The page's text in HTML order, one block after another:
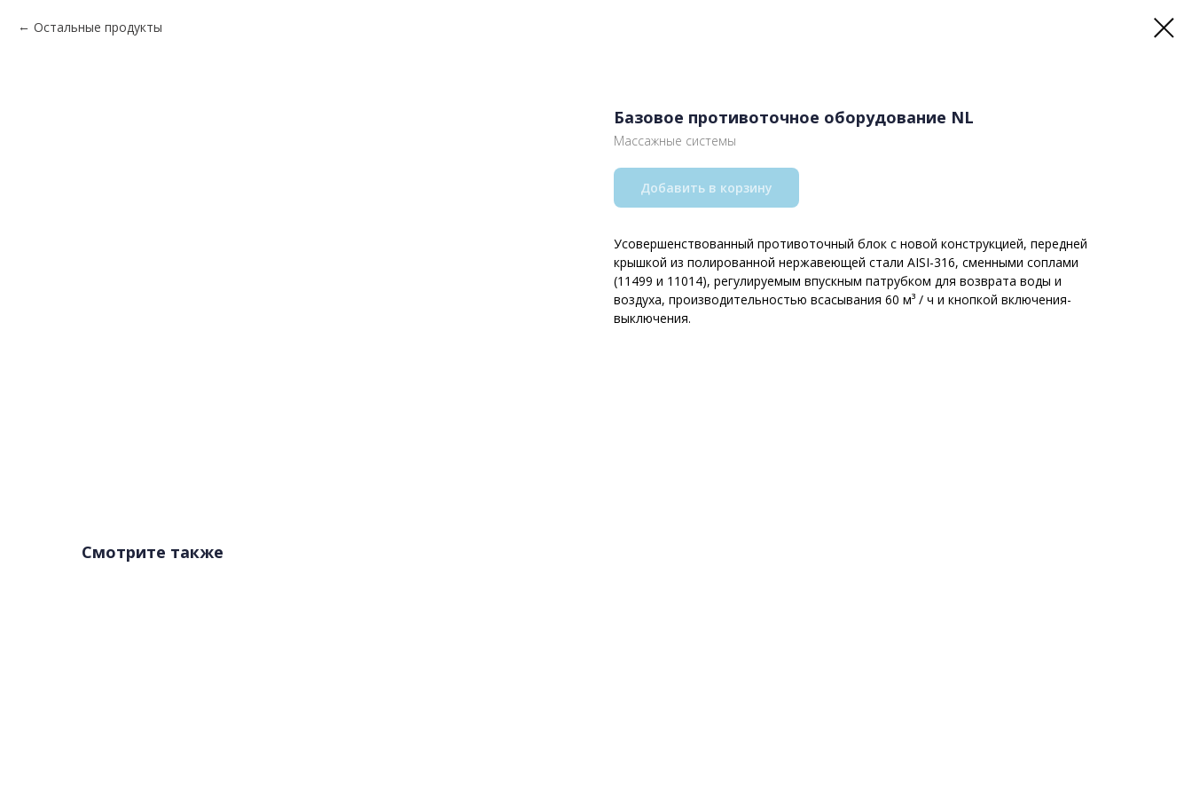
Остальные продукты
Базовое противоточное оборудование NL
Массажные системы
Добавить в корзину
Усовершенствованный противоточный блок с новой конструкцией, передней
крышкой из полированной нержавеющей стали AISI-316, сменными соплами
(11499 и 11014), регулируемым впускным патрубком для возврата воды и
воздуха, производительностью всасывания 60 м³ / ч и кнопкой включения-
выключения.
Смотрите также